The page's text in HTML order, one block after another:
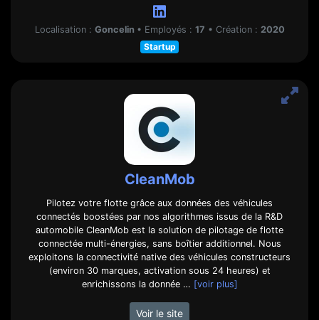
Localisation : Goncelin • Employés : 17 • Création : 2020
Startup
CleanMob
Pilotez votre flotte grâce aux données des véhicules
connectés boostées par nos algorithmes issus de la R&D
automobile CleanMob est la solution de pilotage de flotte
connectée multi-énergies, sans boîtier additionnel. Nous
exploitons la connectivité native des véhicules constructeurs
(environ 30 marques, activation sous 24 heures) et
enrichissons la donnée … [voir plus]
Voir le site